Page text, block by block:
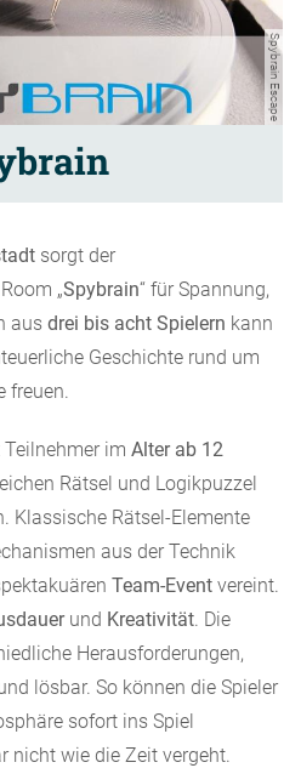
Spybrain Escape
sorgt der
„Spybrain“ für Spannung,
aus drei bis acht Spielern kann
Geschichte rund um
freuen.
Teilnehmer im Alter ab 12
Rätsel und Logikpuzzel
Klassische Rätsel-Elemente
aus der Technik
Team-Event vereint.
und Kreativität . Die
Herausforderungen,
lösbar. So können die Spieler
sofort ins Spiel
nicht wie die Zeit vergeht.